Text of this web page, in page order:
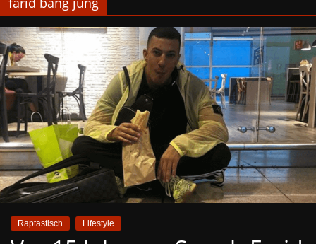
Raptastisch Lifestyle